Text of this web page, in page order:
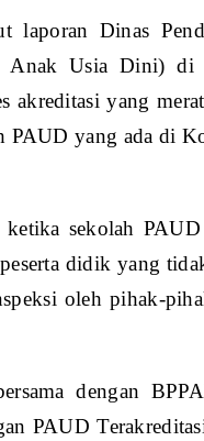
laporan Dinas
Anak Usia Dini) di
akreditasi yang
yang ada di
sekolah PAUD
didik yang
oleh pihak-
dengan
PAUD